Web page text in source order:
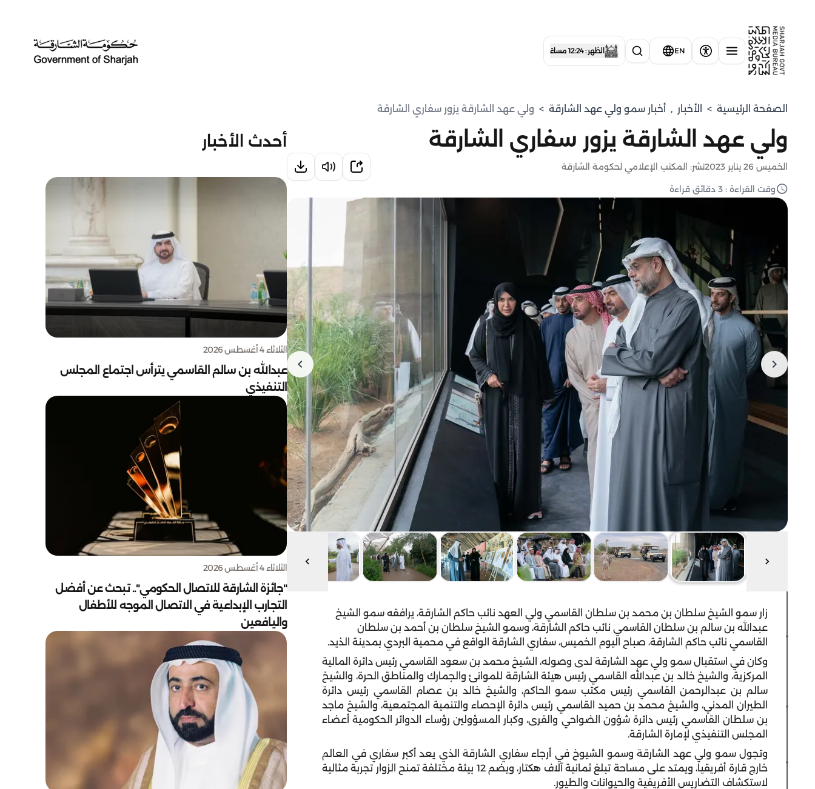
EN الظهر : 12:24 مساءً
الصفحة الرئيسية > الأخبار , ⁠أخبار سمو ولي عهد الشارقة > ولي عهد الشارقة يزور سفاري الشارقة
ولي عهد الشارقة يزور سفاري الشارقة
الخميس 26 يناير 2023 نشر: المكتب الإعلامي لحكومة الشارقة
وقت القراءة : 3 دقائق قراءة
زار سمو الشيخ سلطان بن محمد بن سلطان القاسمي ولي العهد نائب حاكم الشارقة، يرافقه سمو الشيخ
عبدالله بن سالم بن سلطان القاسمي نائب حاكم الشارقة، وسمو الشيخ سلطان بن أحمد بن سلطان
القاسمي نائب حاكم الشارقة، صباح اليوم الخميس، سفاري الشارقة الواقع في محمية البردي بمدينة الذيد.
وكان في استقبال سمو ولي عهد الشارقة لدى وصوله، الشيخ محمد بن سعود القاسمي رئيس دائرة المالية
المركزية، والشيخ خالد بن عبدالله القاسمي رئيس هيئة الشارقة للموانئ والجمارك والمناطق الحرة، والشيخ
سالم بن عبدالرحمن القاسمي رئيس مكتب سمو الحاكم، والشيخ خالد بن عصام القاسمي رئيس دائرة
الطيران المدني، والشيخ محمد بن حميد القاسمي رئيس دائرة الإحصاء والتنمية المجتمعية، والشيخ ماجد
بن سلطان القاسمي رئيس دائرة شؤون الضواحي والقرى، وكبار المسؤولين رؤساء الدوائر الحكومية أعضاء
المجلس التنفيذي لإمارة الشارقة.
وتجول سمو ولي عهد الشارقة وسمو الشيوخ في أرجاء سفاري الشارقة الذي يعد أكبر سفاري في العالم
خارج قارة أفريقيا، ويمتد على مساحة تبلغ ثمانية آلاف هكتار، ويضم 12 بيئة مختلفة تمنح الزوار تجربة مثالية
لاستكشاف التضاريس الأفريقية والحيوانات والطيور.
أحدث الأخبار
الثلاثاء 4 أغسطس 2026
عبدالله بن سالم القاسمي يترأس اجتماع المجلس
التنفيذي
الثلاثاء 4 أغسطس 2026
"جائزة الشارقة للاتصال الحكومي".. تبحث عن أفضل
التجارب الإبداعية في الاتصال الموجه للأطفال
واليافعين